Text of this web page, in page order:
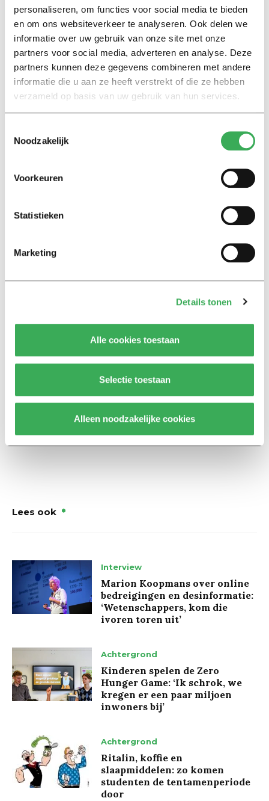
personaliseren, om functies voor social media te bieden
en om ons websiteverkeer te analyseren. Ook delen we
informatie over uw gebruik van onze site met onze
partners voor social media, adverteren en analyse. Deze
partners kunnen deze gegevens combineren met andere
informatie die u aan ze heeft verstrekt of die ze hebben
verzameld op basis van uw gebruik van hun services.
Noodzakelijk
Voorkeuren
Statistieken
Marketing
Details tonen
Alle cookies toestaan
Selectie toestaan
Alleen noodzakelijke cookies
overigens geen boete meer krijgen als ze hun ov-kaart
helemaal niet hebben gebruikt. Zo zijn er meer
manieren bedacht om het aantal boetes te verlagen.
Maar straks wordt het eenvoudiger. Dan zetten
vervoersbedrijven de reisvoorziening van studenten
stop zodra DUO doorgeeft dat ze geen reisrecht meer
hebben.
De boetes zullen niet helemaal verdwijnen, waarschuwt
het kabinet. Wie achteraf gezien geen recht had op een
studentenreisproduct, krijgt alsnog een boete. Dat kan
betaalt en met terugwerkende kracht wordt
Verlengd
In coronatijd is het reisrecht voor veel studenten
hebben studentenrechtop een ‘reisproduct’ tijdens hun
nominale studieduur plus één jaar. Voor een vierjarige
hbo-studie heb je dus vijf jaar recht op een ov-
reisrecht. Het recht vervalt sowieso als studenten hun
diploma behalen of stoppen met studeren.
Lees ook
Interview
Marion Koopmans over online
bedreigingen en desinformatie:
‘Wetenschappers, kom die
ivoren toren uit’
Achtergrond
Kinderen spelen de Zero
Hunger Game: ‘Ik schrok, we
kregen er een paar miljoen
inwoners bij’
Achtergrond
Ritalin, koffie en
slaapmiddelen: zo komen
studenten de tentamenperiode
door